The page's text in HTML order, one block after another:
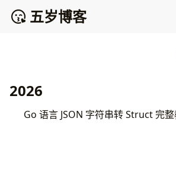
五岁博客
2026